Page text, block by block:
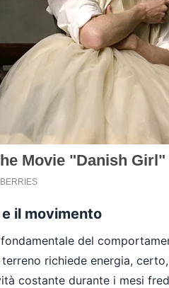
e il movimento
del
terreno richiede energia,
costante durante i mesi